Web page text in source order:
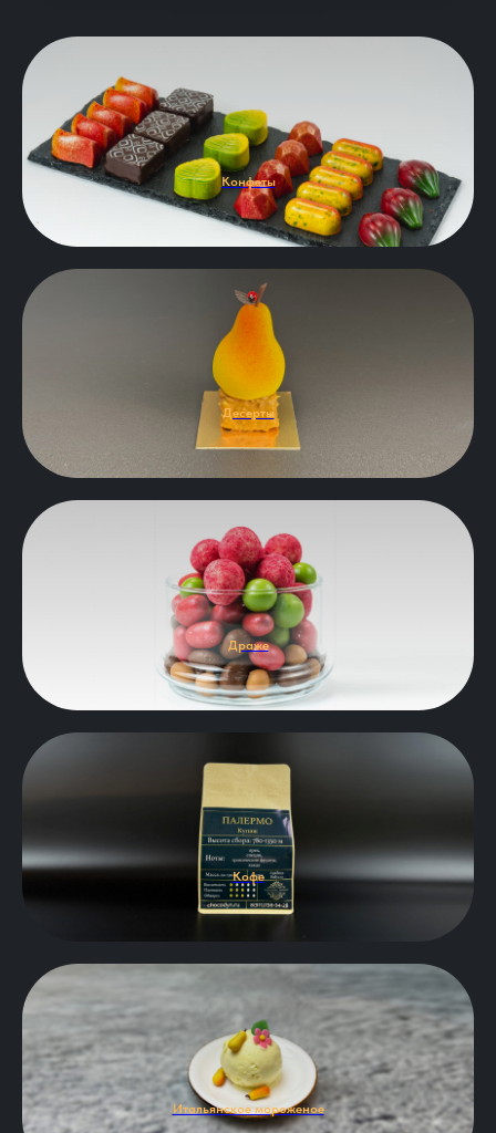
Конфеты
Десерты
Драже
Кофе
Итальянское мороженое